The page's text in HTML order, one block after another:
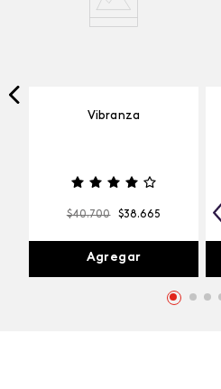
Vibranza
$40.700 $38.665
Agregar